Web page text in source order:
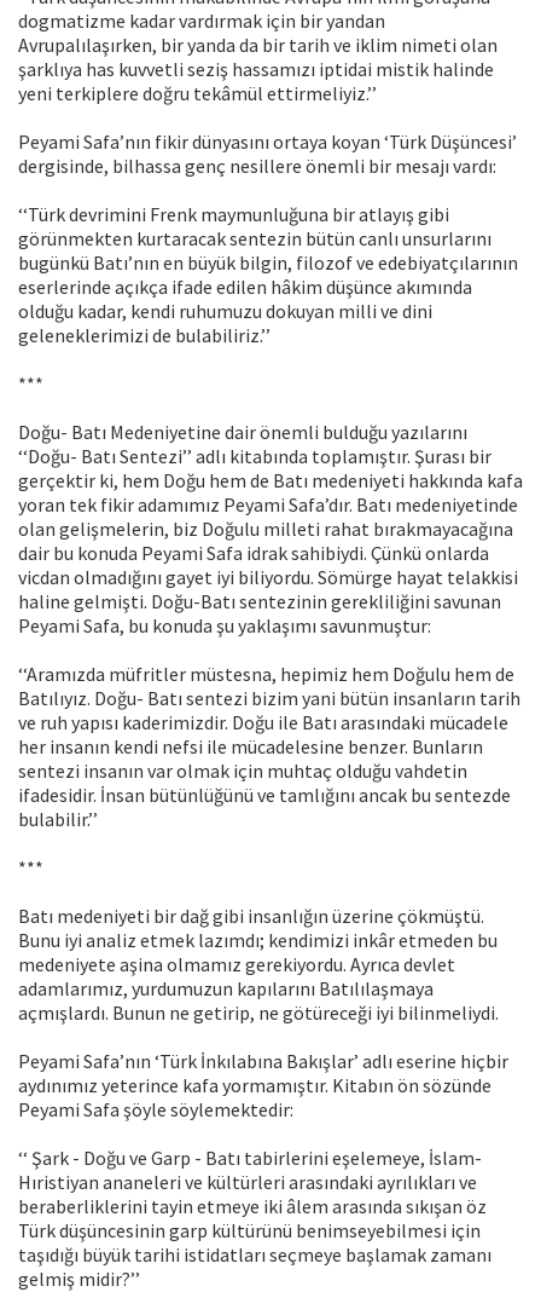
dogmatizme kadar vardırmak için bir yandan
Avrupalılaşırken, bir yanda da bir tarih ve iklim nimeti olan
şarklıya has kuvvetli seziş hassamızı iptidai mistik halinde
yeni terkiplere doğru tekâmül ettirmeliyiz.’’
Peyami Safa’nın fikir dünyasını ortaya koyan ‘Türk Düşüncesi’
dergisinde, bilhassa genç nesillere önemli bir mesajı vardı:
‘‘Türk devrimini Frenk maymunluğuna bir atlayış gibi
görünmekten kurtaracak sentezin bütün canlı unsurlarını
bugünkü Batı’nın en büyük bilgin, filozof ve edebiyatçılarının
eserlerinde açıkça ifade edilen hâkim düşünce akımında
olduğu kadar, kendi ruhumuzu dokuyan milli ve dini
geleneklerimizi de bulabiliriz.’’
***
Doğu- Batı Medeniyetine dair önemli bulduğu yazılarını
‘‘Doğu- Batı Sentezi’’ adlı kitabında toplamıştır. Şurası bir
gerçektir ki, hem Doğu hem de Batı medeniyeti hakkında kafa
yoran tek fikir adamımız Peyami Safa’dır. Batı medeniyetinde
olan gelişmelerin, biz Doğulu milleti rahat bırakmayacağına
dair bu konuda Peyami Safa idrak sahibiydi. Çünkü onlarda
vicdan olmadığını gayet iyi biliyordu. Sömürge hayat telakkisi
haline gelmişti. Doğu-Batı sentezinin gerekliliğini savunan
Peyami Safa, bu konuda şu yaklaşımı savunmuştur:
‘‘Aramızda müfritler müstesna, hepimiz hem Doğulu hem de
Batılıyız. Doğu- Batı sentezi bizim yani bütün insanların tarih
ve ruh yapısı kaderimizdir. Doğu ile Batı arasındaki mücadele
her insanın kendi nefsi ile mücadelesine benzer. Bunların
sentezi insanın var olmak için muhtaç olduğu vahdetin
ifadesidir. İnsan bütünlüğünü ve tamlığını ancak bu sentezde
bulabilir.’’
***
Batı medeniyeti bir dağ gibi insanlığın üzerine çökmüştü.
Bunu iyi analiz etmek lazımdı; kendimizi inkâr etmeden bu
medeniyete aşina olmamız gerekiyordu. Ayrıca devlet
adamlarımız, yurdumuzun kapılarını Batılılaşmaya
açmışlardı. Bunun ne getirip, ne götüreceği iyi bilinmeliydi.
Peyami Safa’nın ‘Türk İnkılabına Bakışlar’ adlı eserine hiçbir
aydınımız yeterince kafa yormamıştır. Kitabın ön sözünde
Peyami Safa şöyle söylemektedir:
‘‘ Şark - Doğu ve Garp - Batı tabirlerini eşelemeye, İslam-
Hıristiyan ananeleri ve kültürleri arasındaki ayrılıkları ve
beraberliklerini tayin etmeye iki âlem arasında sıkışan öz
Türk düşüncesinin garp kültürünü benimseyebilmesi için
taşıdığı büyük tarihi istidatları seçmeye başlamak zamanı
gelmiş midir?’’